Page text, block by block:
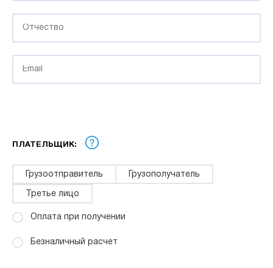
ПЛАТЕЛЬЩИК:
Грузоотправитель Грузополучатель
Третье лицо
Оплата при получении
Безналичный расчет